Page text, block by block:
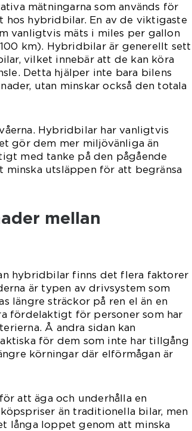
mätningarna som används för
hybridbilar. En av de viktigaste
vanligtvis mäts i miles per gallon
km). Hybridbilar är generellt sett
vilket innebär att de kan köra
Detta hjälper inte bara bilens
utan minskar också den totala
Hybridbilar har vanligtvis
gör dem mer miljövänliga än
med tanke på den pågående
utsläppen för att begränsa
mellan
hybridbilar finns det flera faktorer
är typen av drivsystem som
längre sträckor på ren el än en
fördelaktigt för personer som har
Å andra sidan kan
för dem som inte har tillgång
körningar där elförmågan är
att äga och underhålla en
än traditionella bilar, men
långa loppet genom att minska